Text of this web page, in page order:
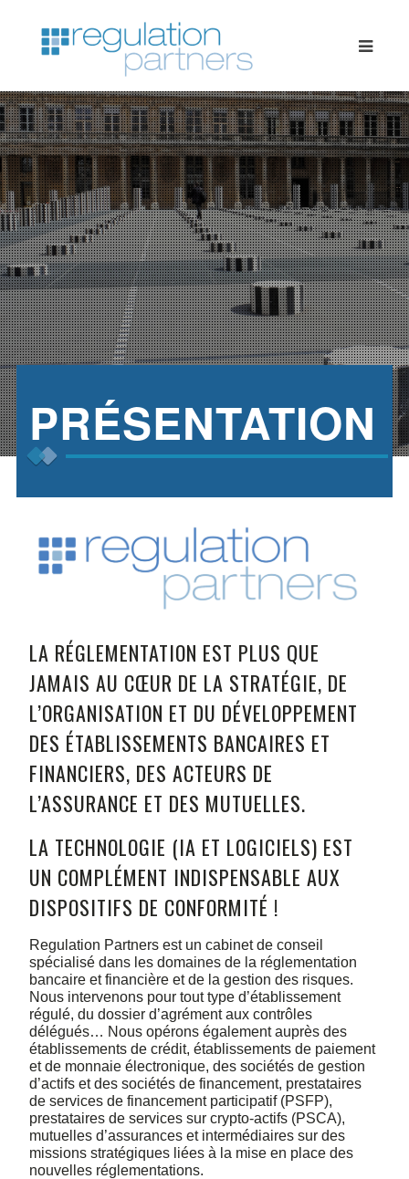
PRÉSENTATION
LA RÉGLEMENTATION EST PLUS QUE
JAMAIS AU CŒUR DE LA STRATÉGIE, DE
L’ORGANISATION ET DU DÉVELOPPEMENT
DES ÉTABLISSEMENTS BANCAIRES ET
FINANCIERS, DES ACTEURS DE
L’ASSURANCE ET DES MUTUELLES.
LA TECHNOLOGIE (IA ET LOGICIELS) EST
UN COMPLÉMENT INDISPENSABLE AUX
DISPOSITIFS DE CONFORMITÉ !
Regulation Partners est un cabinet de conseil
spécialisé dans les domaines de la réglementation
bancaire et financière et de la gestion des risques.
Nous intervenons pour tout type d’établissement
régulé, du dossier d’agrément aux contrôles
délégués… Nous opérons également auprès des
établissements de crédit, établissements de paiement
et de monnaie électronique, des sociétés de gestion
d’actifs et des sociétés de financement, prestataires
de services de financement participatif (PSFP),
prestataires de services sur crypto-actifs (PSCA),
mutuelles d’assurances et intermédiaires sur des
missions stratégiques liées à la mise en place des
nouvelles réglementations.